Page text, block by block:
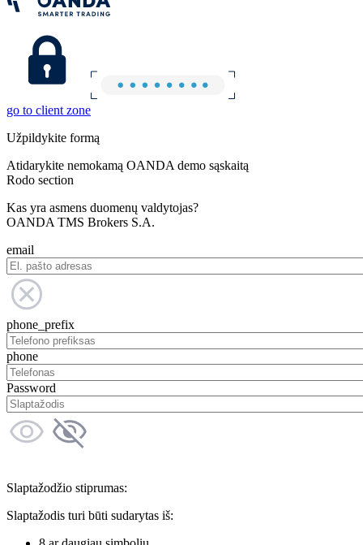
go to client zone
Užpildykite formą
Atidarykite nemokamą OANDA demo sąskaitą
Rodo section
Kas yra asmens duomenų valdytojas?
OANDA TMS Brokers S.A.
email
phone_prefix
phone
Password
Slaptažodžio stiprumas:
Slaptažodis turi būti sudarytas iš: